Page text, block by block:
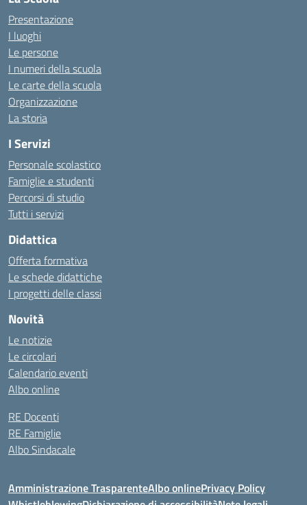
Presentazione
I luoghi
Le persone
I numeri della scuola
Le carte della scuola
Organizzazione
La storia
I Servizi
Personale scolastico
Famiglie e studenti
Percorsi di studio
Tutti i servizi
Didattica
Offerta formativa
Le schede didattiche
I progetti delle classi
Novità
Le notizie
Le circolari
Calendario eventi
Albo online
RE Docenti
RE Famiglie
Albo Sindacale
Amministrazione TrasparenteAlbo onlinePrivacy Policy